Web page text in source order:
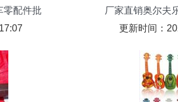
零配件批
厂家直销奥尔夫
更新时间：